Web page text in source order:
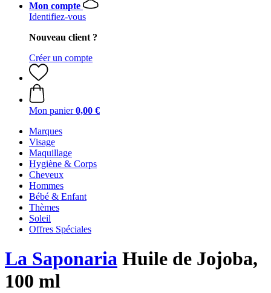
Mon compte
Identifiez-vous
Nouveau client ?
Créer un compte
Mon panier 0,00 €
Marques
Visage
Maquillage
Hygiène & Corps
Cheveux
Hommes
Bébé & Enfant
Thèmes
Soleil
Offres Spéciales
La Saponaria Huile de Jojoba,
100 ml